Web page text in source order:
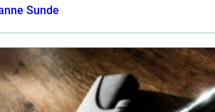
Sunde